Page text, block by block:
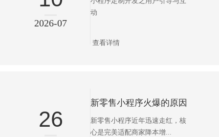
2026-07
动
查看详情
26
新零售小程序火爆的原因
新零售小程序近年迅速走红，核
心是完美适配商家降本增...